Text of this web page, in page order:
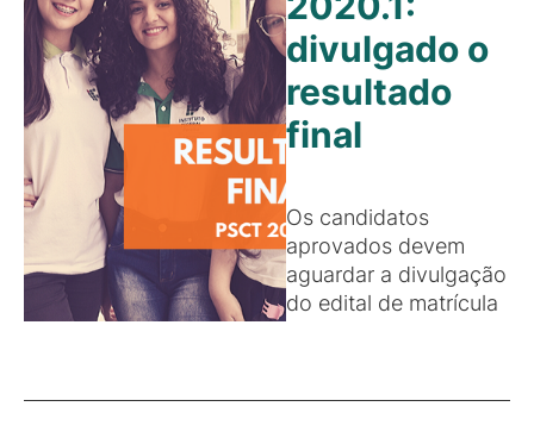
divulgado o
resultado
final
Os candidatos
aprovados devem
aguardar a divulgação
do edital de matrícula